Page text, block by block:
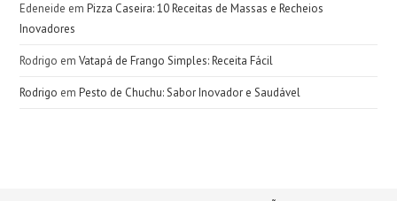
Edeneide emPizza Caseira: 10 Receitas de Massas e Recheios
Inovadores
Rodrigo emVatapá de Frango Simples: Receita Fácil
Rodrigo emPesto de Chuchu: Sabor Inovador e Saudável